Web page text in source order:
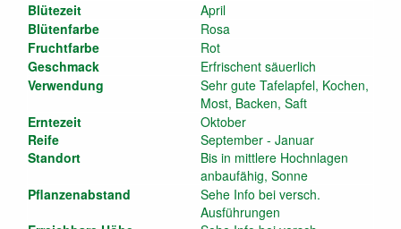
Blütezeit
April
Blütenfarbe
Rosa
Fruchtfarbe
Rot
Geschmack
Erfrischent säuerlich
Verwendung
Sehr gute Tafelapfel, Kochen,
Most, Backen, Saft
Erntezeit
Reife
Standort
Oktober
September - Januar
Bis in mittlere Hochnlagen
anbaufähig, Sonne
Pflanzenabstand
Sehe Info bei versch.
Ausführungen